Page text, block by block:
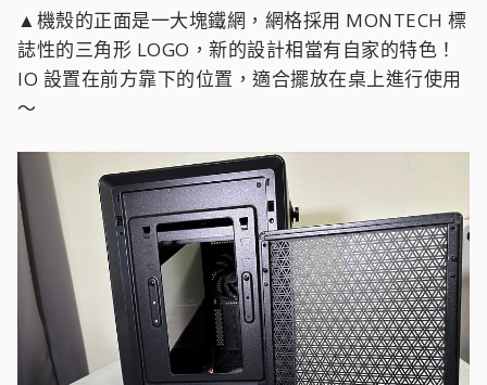
▲機殼的正面是一大塊鐵網，網格採用 MONTECH 標
誌性的三角形 LOGO，新的設計相當有自家的特色！
IO 設置在前方靠下的位置，適合擺放在桌上進行使用
～